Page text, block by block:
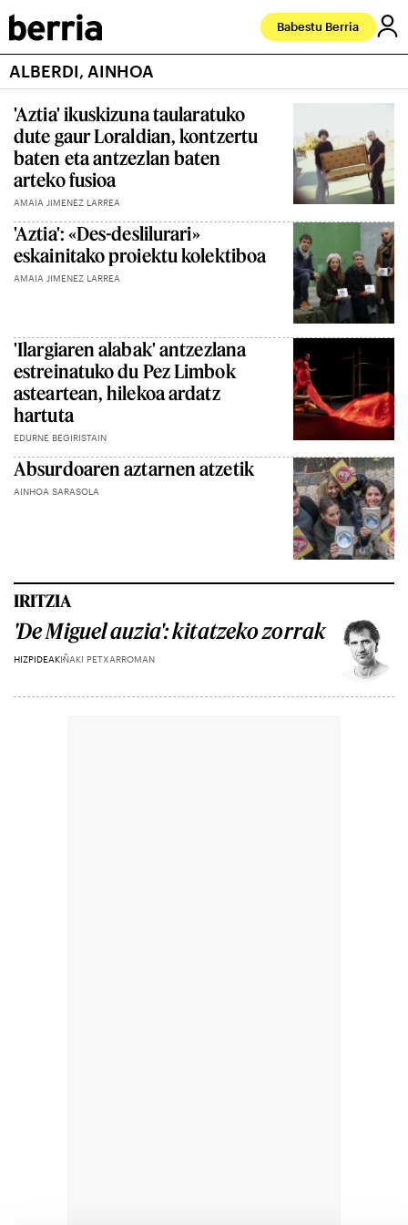
Babestu Berria
ALBERDI, AINHOA
'Aztia' ikuskizuna taularatuko
dute gaur Loraldian, kontzertu
baten eta antzezlan baten
arteko fusioa
AMAIA JIMENEZ LARREA
'Aztia': «Des-deslilurari»
eskainitako proiektu kolektiboa
AMAIA JIMENEZ LARREA
'Ilargiaren alabak' antzezlana
estreinatuko du Pez Limbok
asteartean, hilekoa ardatz
hartuta
EDURNE BEGIRISTAIN
Absurdoaren aztarnen atzetik
AINHOA SARASOLA
IRITZIA
'De Miguel auzia': kitatzeko zorrak
HIZPIDEAKIÑAKI PETXARROMAN